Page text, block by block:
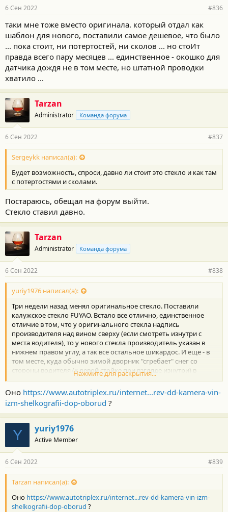
н
с
т
и
6 Сен 2022 #836
таки мне тоже вместо оригинала. который отдал как
шаблон для нового, поставили самое дешевое, что было
... пока стоит, ни потертостей, ни сколов ... но стоИт
правда всего пару месяцев ... единственное - окошко для
датчика дождя не в том месте, но штатной проводки
хватило ...
Tarzan
Administrator Команда форума
6 Сен 2022 #837
Sergeykk написал(а):
Будет возможность, спроси, давно ли стоит это стекло и как там
с потертостями и сколами.
Постараюсь, обещал на форум выйти.
Стекло ставил давно.
Tarzan
Administrator Команда форума
6 Сен 2022 #838
yuriy1976 написал(а):
Три недели назад менял оригинальное стекло. Поставили
калужское стекло FUYAO. Встало все отлично, единственное
отличие в том, что у оригинального стекла надпись
производителя над вином сверху (если смотреть изнутри с
места водителя), то у нового стекла производитель указан в
нижнем правом углу, а так все остальное шикардос. И еще - в
том месте, куда обычно зимой дворник "сгребает" снег со
стороны водителя (к левой стойке при взгляде изнутри) в
стекле установлены две, если не ошибаюсь, толстые нити
подогрева.
Нажмите для раскрытия...
Оно https://www.autotriplex.ru/internet...rev-dd-kamera-vin-
izm-shelkografii-dop-oborud ?
Y yuriy1976
Active Member
6 Сен 2022 #839
Tarzan написал(а):
Оно https://www.autotriplex.ru/internet...rev-dd-kamera-vin-izm-
shelkografii-dop-oborud ?